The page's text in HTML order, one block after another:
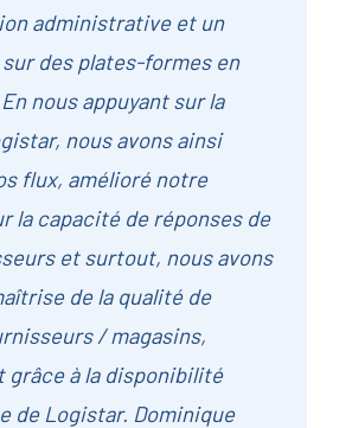
administrative et un
des plates-formes en
nous appuyant sur la
nous avons ainsi
flux, amélioré notre
la capacité de réponses de
et surtout, nous avons
de la qualité de
/ magasins,
grâce à la disponibilité
de Logistar. Dominique